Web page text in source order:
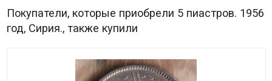
Покупатели, которые приобрели 5 пиастров. 1956
год, Сирия., также купили